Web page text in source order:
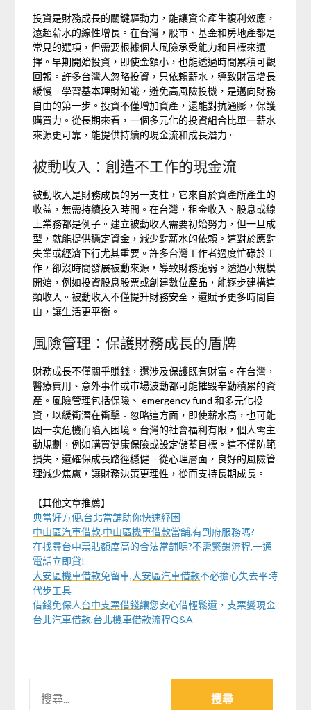
投資是財務成長的關鍵驅動力，能讓資金產生複利效應，
遠超薪水的線性增長。在台灣，股市、基金和房地產都是
常見的選項，但需要根據個人風險承受能力和目標來選
擇。早期開始投資，即使金額小，也能透過時間累積可觀
回報。許多台灣人忽略投資，只依賴薪水，導致財富增長
緩慢。學習基本理財知識，避免高風險投機，是邁向財務
自由的第一步。投資不僅增加資產，還能對抗通膨，保護
購買力。從長期來看，一個多元化的投資組合比單一薪水
來源更可靠，能提供持續的現金流和成長潛力。
被動收入：創造不工作的現金流
被動收入是財務成長的另一支柱，它來自於資產所產生的
收益，無需持續投入時間。在台灣，租金收入、股息或線
上業務都是例子。建立被動收入需要初始努力，但一旦成
型，就能提供穩定資金，減少對薪水的依賴。這對於應對
失業或經濟下行尤其重要。許多台灣工作者過度忙碌於工
作，卻沒時間發展被動來源，導致財務脆弱。透過小規模
開始，例如投資股息股票或創建數位產品，能逐步建構這
類收入。被動收入不僅提升財務安全，還賦予更多時間自
由，讓生活更平衡。
風險管理：保護財務成長的盾牌
財務成長不僅關乎賺錢，還涉及保護既有財富。在台灣，
醫療費用、意外事件或市場波動都可能摧毀辛勤積累的資
產。風險管理包括保險、 emergency fund 和多元化投
資，以緩衝潛在衝擊。忽略這方面，即使薪水高，也可能
因一次危機而陷入困境。台灣的社會福利有限，個人需主
動規劃，例如購買健康保險或設定儲蓄目標。這不僅防範
損失，還確保成長路徑穩健。從心理層面，良好的風險管
理減少焦慮，讓財務決策更理性，從而支持長期成長。
【其他文章推薦】
典當好方便,台北當舖助你快速紓困
中山區汽車借款.中山區機車借款當舖,有到府服務嗎?
在找尋台中票貼額度高的合法當舖嗎?不需繁鎖流程,一通
電話立即貸!
大安區機車借款免留車,大安區汽車借款不必擔心失去平時
代步工具
借錢免保人台中支票借錢讓您安心借輕鬆還，支票變現金
台北汽車借款,台北機車借款流程Q&A